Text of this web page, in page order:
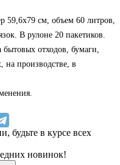
59,6x79 см, объем 60 литров,
В рулоне 20 пакетиков.
бытовых отходов, бумаги,
производстве, в
будьте в курсе всех
новинок!